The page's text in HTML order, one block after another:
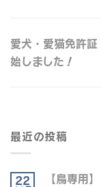
愛犬・愛猫免許
始しました！
最近の投稿
22
【鳥専用